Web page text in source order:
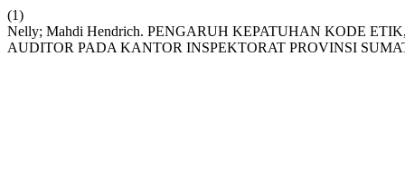
(1)
Nelly; Mahdi Hendrich. PENGARUH KEPATUHAN KODE
AUDITOR PADA KANTOR INSPEKTORAT PROVINSI